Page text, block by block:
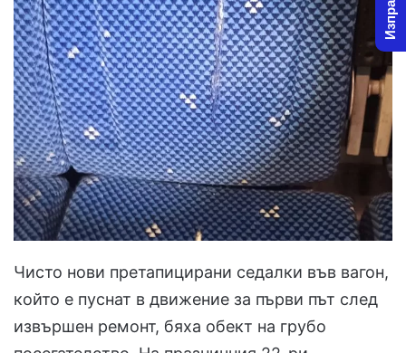
Чисто нови претапицирани седалки във вагон,
който е пуснат в движение за първи път след
извършен ремонт, бяха обект на грубо